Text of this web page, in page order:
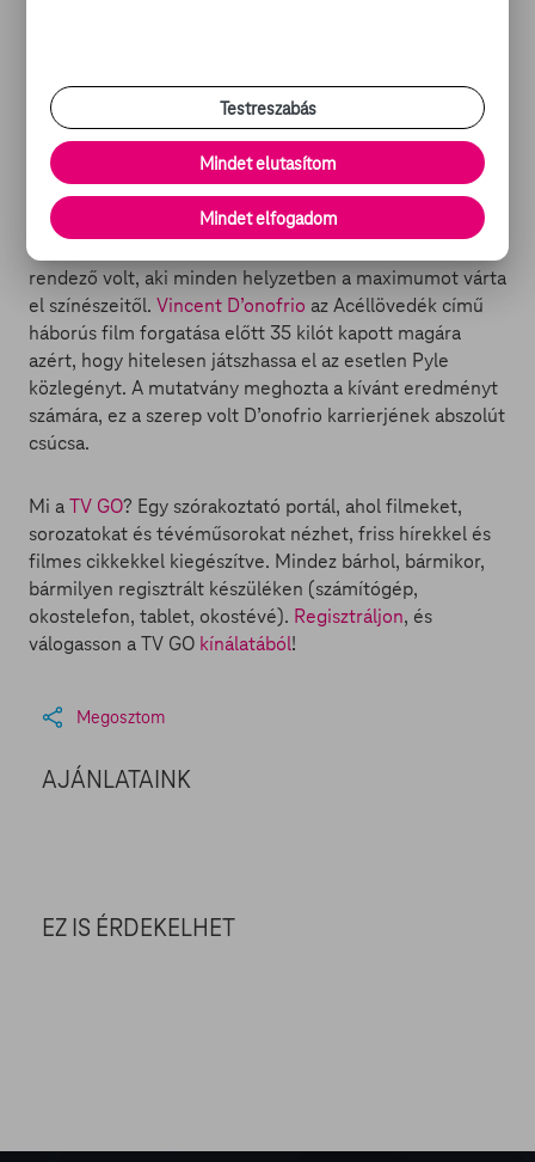
kiválóan passzolt ez a kihívás. A brutális fogyókúra során
vitaminokat szedett, naponta futott, illetve jobbára csak
almát és tonhalat evett.
1. Vincent D’onofrio
Mint tudjuk, Stanley Kubrick legendásan szadista
rendező volt, aki minden helyzetben a maximumot várta
el színészeitől. Vincent D’onofrio az Acéllövedék című
háborús film forgatása előtt 35 kilót kapott magára
azért, hogy hitelesen játszhassa el az esetlen Pyle
közlegényt. A mutatvány meghozta a kívánt eredményt
számára, ez a szerep volt D’onofrio karrierjének abszolút
csúcsa.
Mi aTV GO? Egy szórakoztató portál, ahol filmeket,
sorozatokat és tévéműsorokat nézhet, friss hírekkel és
filmes cikkekkel kiegészítve. Mindez bárhol, bármikor,
bármilyen regisztrált készüléken (számítógép,
okostelefon, tablet, okostévé). Regisztráljon, és
válogasson a TV GO kínálatából!
Megosztom
AJÁNLATAINK
EZ IS ÉRDEKELHET
Testreszabás
Mindet elutasítom
Mindet elfogadom